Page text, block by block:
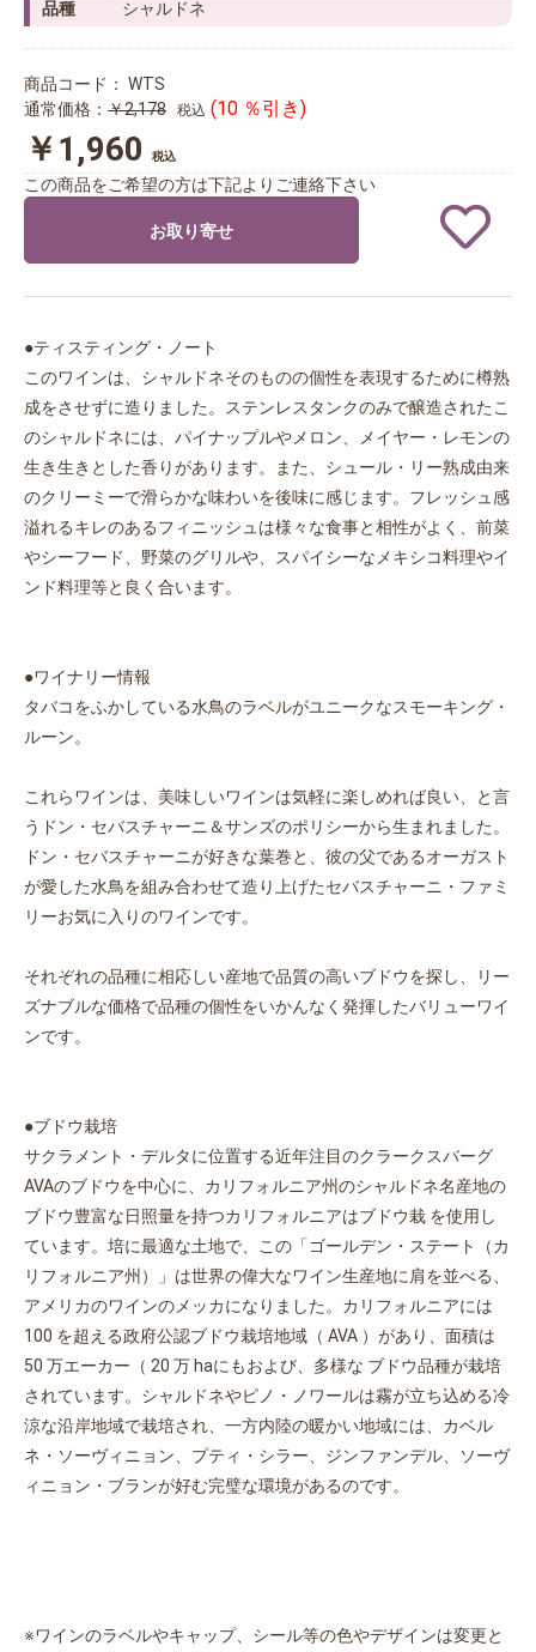
品種
シャルドネ
商品コード： WTS
通常価格： ￥2,178 税込 (10 ％引き)
￥1,960 税込
この商品をご希望の方は下記よりご連絡下さい
お取り寄せ
●ティスティング・ノート
このワインは、シャルドネそのものの個性を表現するために樽熟
成をさせずに造りました。ステンレスタンクのみで醸造されたこ
のシャルドネには、パイナップルやメロン、メイヤー・レモンの
生き生きとした香りがあります。また、シュール・リー熟成由来
のクリーミーで滑らかな味わいを後味に感じます。フレッシュ感
溢れるキレのあるフィニッシュは様々な食事と相性がよく、前菜
やシーフード、野菜のグリルや、スパイシーなメキシコ料理やイ
ンド料理等と良く合います。
●ワイナリー情報
タバコをふかしている水鳥のラベルがユニークなスモーキング・
ルーン。
これらワインは、美味しいワインは気軽に楽しめれば良い、と言
うドン・セバスチャーニ＆サンズのポリシーから生まれました。
ドン・セバスチャーニが好きな葉巻と、彼の父であるオーガスト
が愛した水鳥を組み合わせて造り上げたセバスチャーニ・ファミ
リーお気に入りのワインです。
それぞれの品種に相応しい産地で品質の高いブドウを探し、リー
ズナブルな価格で品種の個性をいかんなく発揮したバリューワイ
ンです。
●ブドウ栽培
サクラメント・デルタに位置する近年注目のクラークスバーグ
AVAのブドウを中心に、カリフォルニア州のシャルドネ名産地の
ブドウ豊富な日照量を持つカリフォルニアはブドウ栽 を使用し
ています。培に最適な土地で、この「ゴールデン・ステート（カ
リフォルニア州）」は世界の偉大なワイン生産地に肩を並べる、
アメリカのワインのメッカになりました。カリフォルニアには
100 を超える政府公認ブドウ栽培地域（ AVA ）があり、面積は
50 万エーカー（ 20 万 haにもおよび、多様な ブドウ品種が栽培
されています。シャルドネやピノ・ノワールは霧が立ち込める冷
涼な沿岸地域で栽培され、一方内陸の暖かい地域には、カベル
ネ・ソーヴィニョン、プティ・シラー、ジンファンデル、ソーヴ
ィニョン・ブランが好む完璧な環境があるのです。
※ワインのラベルやキャップ、シール等の色やデザインは変更と